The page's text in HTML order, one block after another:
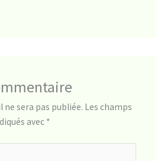
ne sera pas publiée. Les champs
avec *